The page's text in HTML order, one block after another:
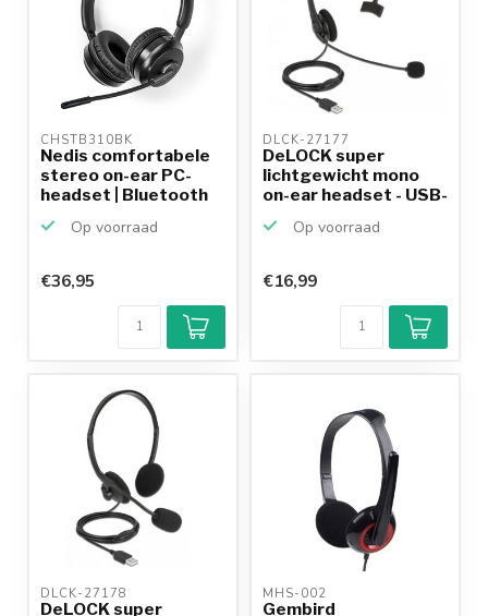
CHSTB310BK
Nedis comfortabele
stereo on-ear PC-
headset | Bluetooth
Op voorraad
€36,95
DLCK-27177
DeLOCK super
lichtgewicht mono
on-ear headset - USB-
Op voorraad
€16,99
DLCK-27178
DeLOCK super
MHS-002
Gembird